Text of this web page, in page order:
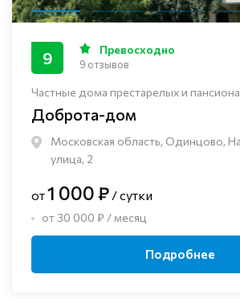
Частные дома престарелых и
Доброта-дом
Московская область, Одинцово,
улица, 2
9 Превосходно
9 отзывов
от1 000 ₽ / сутки
от 30 000 ₽ / месяц
Подробнее